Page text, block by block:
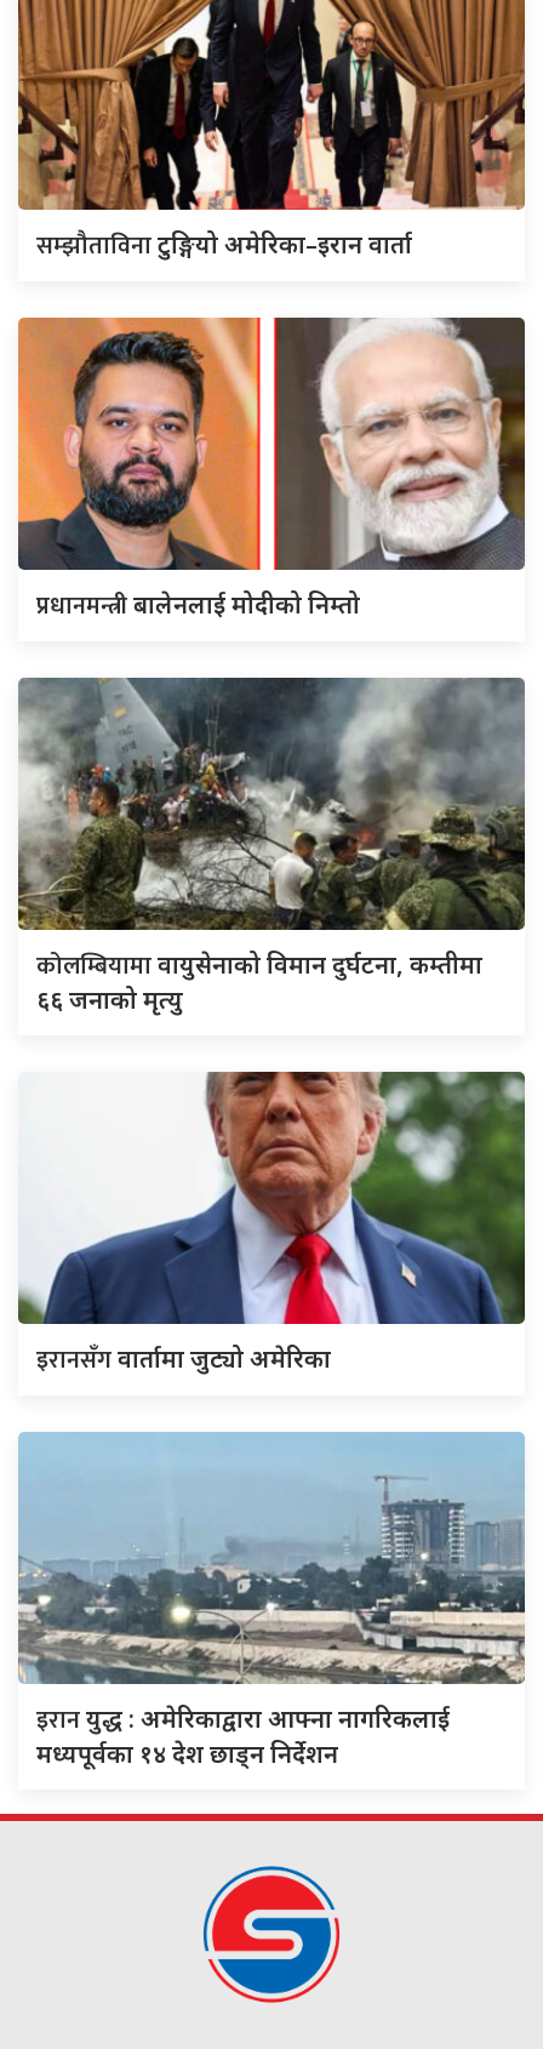
सम्झौताविनाटुङ्गियो अमेरिका–इरान वार्ता
प्रधानमन्त्रीबालेनलाई मोदीको निम्तो
कोलम्बियामावायुसेनाको विमान दुर्घटना, कम्तीमा
६६ जनाको मृत्यु
इरानसँगवार्तामा जुट्यो अमेरिका
इरानयुद्ध : अमेरिकाद्वारा आफ्ना नागरिकलाई
मध्यपूर्वका १४ देश छाड्न निर्देशन